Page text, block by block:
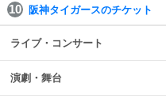
阪神タイガースのチケット
ライブ・コンサート
演劇・舞台